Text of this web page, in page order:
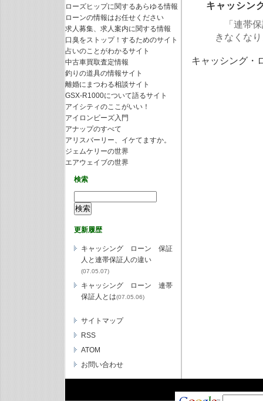
キャッシ
「連帯保
きなくな
キャッシング・
ローズヒップに関するあらゆる情報
ローンの情報はお任せください
求人募集、求人案内に関する情報
口臭をストップ！するためのサイト
占いのことがわかるサイト
中古車買取査定情報
釣りの道具の情報サイト
離婚にまつわる相談サイト
GSX-R1000について語るサイト
アイシティのここがいい！
アイロンビーズ入門
アナップのすべて
アリスバーリー、イケてますか。
ジェムケリーの世界
エアウェイブの世界
検索
更新履歴
キャッシング ローン 保証
人と連帯保証人の違い
(07.05.07)
キャッシング ローン 連帯
保証人とは(07.05.06)
サイトマップ
RSS
ATOM
お問い合わせ